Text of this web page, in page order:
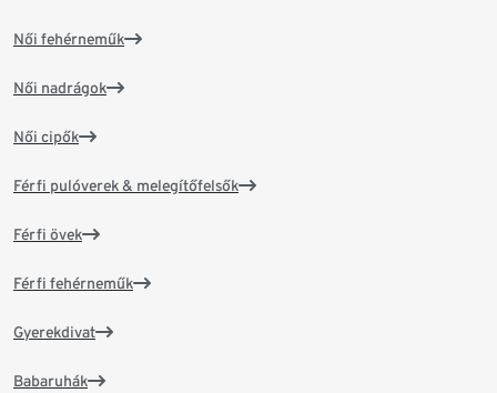
Női fehérneműk
Női nadrágok
Női cipők
Férfi pulóverek & melegítőfelsők
Férfi övek
Férfi fehérneműk
Gyerekdivat
Babaruhák